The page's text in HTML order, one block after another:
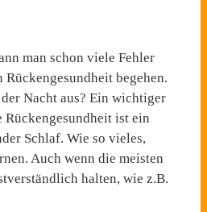
man schon viele Fehler
begehen.
Nacht aus? Ein wichtiger
ist ein
Schlaf. Wie so vieles,
Auch wenn die meisten
halten, wie z.B.